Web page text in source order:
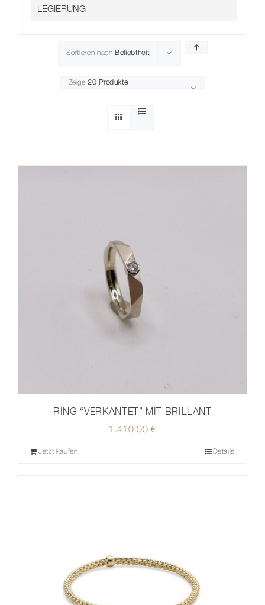
Sortieren nach Beliebtheit
Zeige20 Produkte
RING “VERKANTET” MIT BRILLANT
1.410,00€
Jetzt kaufen Details